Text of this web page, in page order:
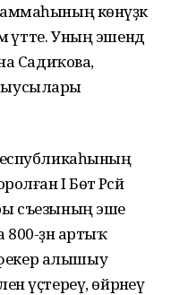
көнүҙәк
үтте. Уның эшендә
Садиҡова,
I Бөтә Рәсәй
съезының эше
ҙән артыҡ
фекер алышыу
үҫтереү, өйрәнеү